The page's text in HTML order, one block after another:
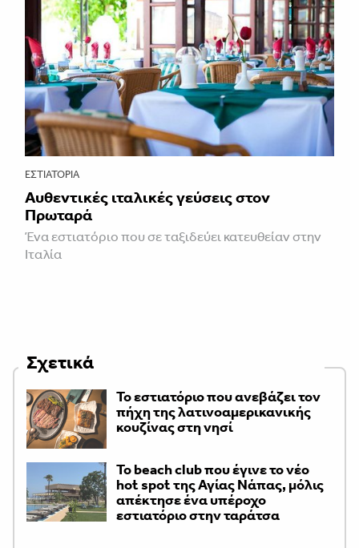
ΕΣΤΙΑΤΌΡΙΑ
Αυθεντικές ιταλικές γεύσεις στον
Πρωταρά
Ένα εστιατόριο που σε ταξιδεύει κατευθείαν στην
Ιταλία
Σχετικά
Το εστιατόριο που ανεβάζει τον
πήχη της λατινοαμερικανικής
κουζίνας στη νησί
Το beach club που έγινε το νέο
hot spot της Αγίας Νάπας, μόλις
απέκτησε ένα υπέροχο
εστιατόριο στην ταράτσα